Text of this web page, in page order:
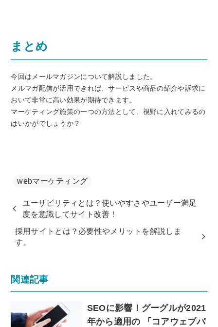
まとめ
今回はメールマガジンについて解説しました。
メルマガ配信が活用できれば、サービスや商品の紹介や訴求に
おいて非常に高い効果が期待できます。
マーケティング施策の一つの方法として、視野に入れてみるの
はいかがでしょうか？
webマーケティング
ユーザビリティとは？使いやすさやユーザー満足
度を意識してサイト改善！
採用サイトとは？必要性やメリットを解説しま
す。
関連記事
SEOに影響！グーグルが2021
年から適用の 「コアウェブバ